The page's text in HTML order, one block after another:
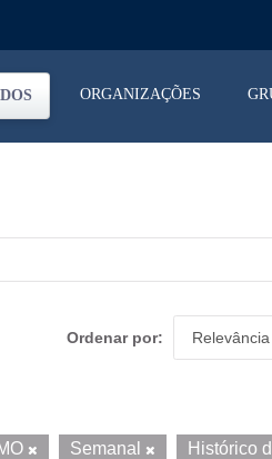
ORGANIZAÇÕES
Ordenar por
Semanal
Histórico